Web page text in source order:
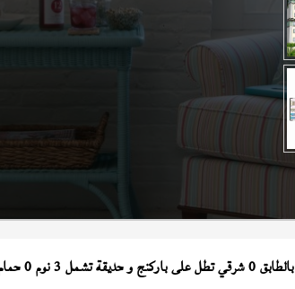
بالطابق 0 شرقي تطل على باركنج و حديقة تشمل 3 نوم 0 حمام 2 بلكونة النموذج (